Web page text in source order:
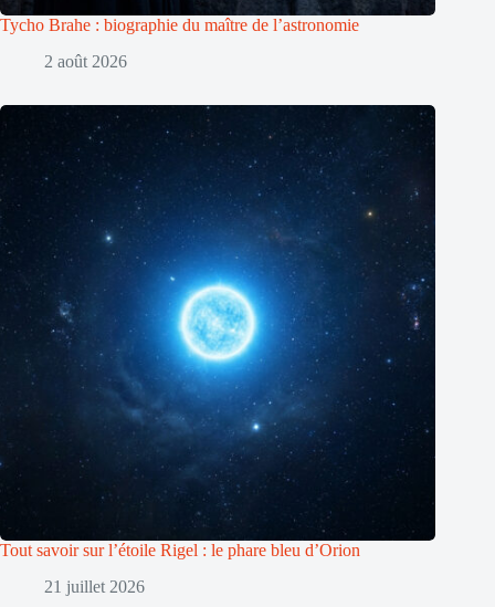
Tycho Brahe : biographie du maître de l’astronomie
2 août 2026
Tout savoir sur l’étoile Rigel : le phare bleu d’Orion
21 juillet 2026